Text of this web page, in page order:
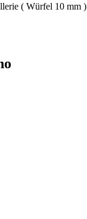
( Würfel 10 mm )